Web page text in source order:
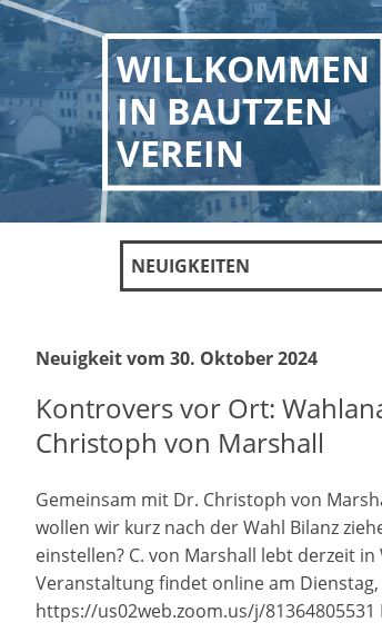
WILLKOMMEN
IN BAUTZEN
VEREIN
NEUIGKEITEN
Neuigkeit vom 30. Oktober 2024
Kontrovers vor Ort:
Christoph von Marshall
Gemeinsam mit Dr. Christoph von
wollen wir kurz nach der Wahl Bilanz
einstellen? C. von Marshall lebt derzeit
Veranstaltung findet online am
https://us02web.zoom.us/j/81364805531